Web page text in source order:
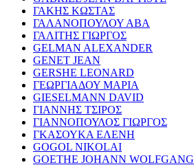
ΓΑΚΗΣ ΚΩΣΤΑΣ
ΓΑΛΑΝΟΠΟΥΛΟΥ ΑΒΑ
ΓΑΛΙΤΗΣ ΓΙΩΡΓΟΣ
GELMAN ALEXANDER
GENET JEAN
GERSHE LEONARD
ΓΕΩΡΓΙΑΔΟΥ ΜΑΡΙΑ
GIESELMANN DAVID
ΓΙΑΝΝΗΣ ΤΣΙΡΟΣ
ΓΙΑΝΝΟΠΟΥΛΟΣ ΓΙΩΡΓΟΣ
ΓΚΑΣΟΥΚΑ ΕΛΕΝΗ
GOGOL NIKOLAI
GOETHE JOHANN WOLFGANG